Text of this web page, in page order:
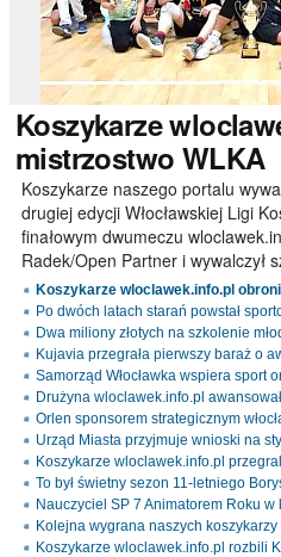
Koszykarze
mistrzostwo WLKA
Koszykarze naszego portalu
drugiej edycji Włocławskiej Ligi
finałowym dwumeczu
Radek/Open Partner i wywalczył
Koszykarze wloclawek.info.pl
Po dwóch latach starań powstał
Dwa miliony złotych na szkolenie
Kujavia przegrała pierwszy baraż o
Samorząd Włocławka wspiera sport
Drużyna wloclawek.info.pl
Orlen sponsorem strategicznym
Urząd Miasta przyjmuje wnioski na
Koszykarze wloclawek.info.pl
To był świetny sezon 11-letniego
Nauczyciel SP 7 Animatorem Roku
Kolejna wygrana naszych koszykarzy
Koszykarze wloclawek.info.pl rozbili